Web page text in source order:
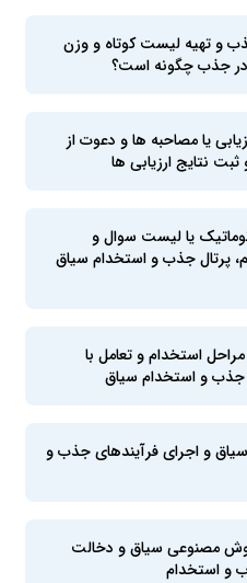
و تهیه لیست کوتاه و وزن
در جذب چگونه است؟
یا مصاحبه ها و دعوت از
نتایج ارزیابی ها
یا لیست سوال و
پرتال جذب و استخدام سیاق
استخدام و تعامل با
جذب و استخدام سیاق
استفاده از ظرفیتهای Bpms سیاق و اجرای فرآیندهای جذب و
هوش مصنوعی سیاق و دخالت
و استخدام